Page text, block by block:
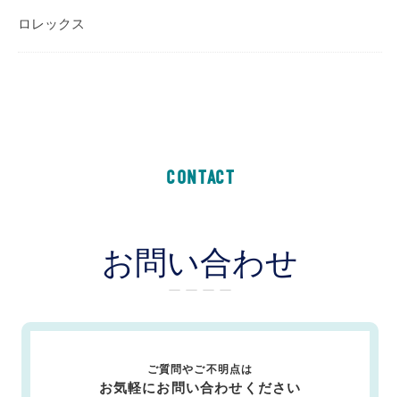
ロレックス
CONTACT
お問い合わせ
ー ー ー ー
ご質問やご不明点は
お気軽にお問い合わせください